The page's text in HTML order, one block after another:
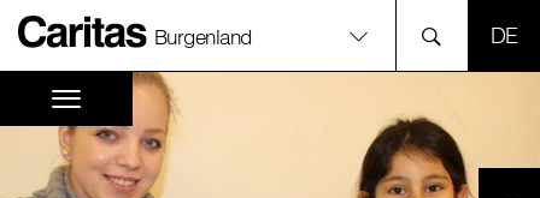
Burgenland